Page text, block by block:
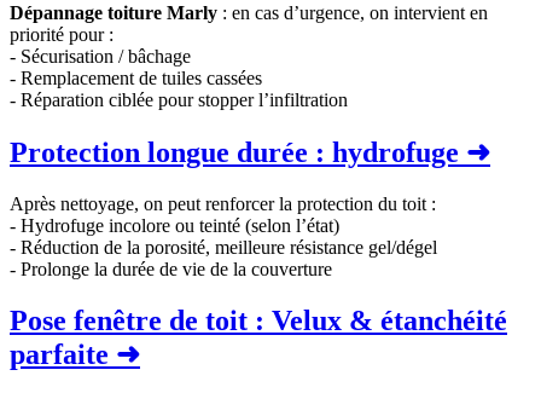
Dépannage toiture Marly : en cas d’urgence, on intervient en
priorité pour :
- Sécurisation / bâchage
- Remplacement de tuiles cassées
- Réparation ciblée pour stopper l’infiltration
Protection longue durée : hydrofuge ➜
Après nettoyage, on peut renforcer la protection du toit :
- Hydrofuge incolore ou teinté (selon l’état)
- Réduction de la porosité, meilleure résistance gel/dégel
- Prolonge la durée de vie de la couverture
Pose fenêtre de toit : Velux & étanchéité
parfaite ➜